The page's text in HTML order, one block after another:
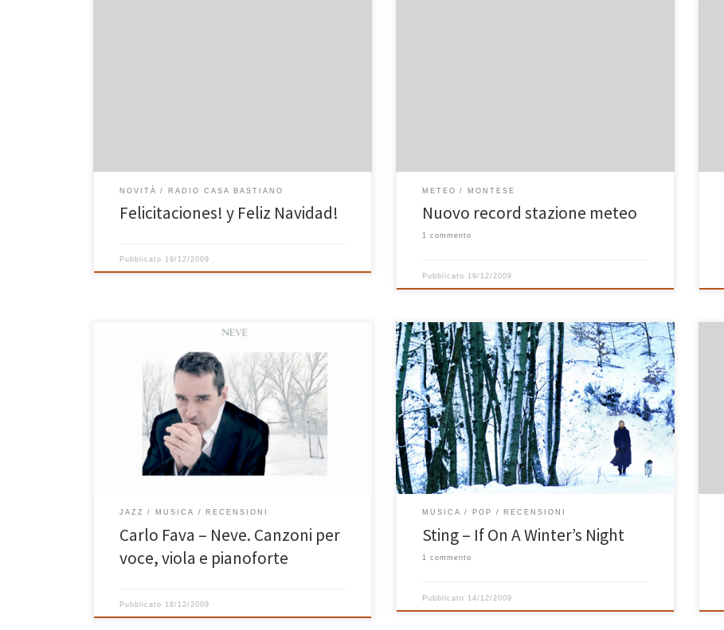
NOVITÀ RADIO CASA BASTIANO
Felicitaciones! y Feliz Navidad!
Pubblicato 19/12/2009
METEO MONTESE
Nuovo record stazione meteo
1 commento
Pubblicato 19/12/2009
Dopo l’inverno di Sting, è venuto il momento della
Neve di Carlo Fava. Uscito a maggio 2009 con un titolo
e una copertina fortemente invernali che,
sinceramente in quel momento mi avevano un poco
spiazzato, l’ultimo disco di Carlo Fava è perfetto per i
bianchi paesaggi che ammiriamo i questi […]
JAZZ MUSICA RECENSIONI
Carlo Fava – Neve. Canzoni per
voce, viola e pianoforte
Pubblicato 18/12/2009
Ora che l’inverno, quello vero, sembra essere arrivato
posso finalmente pubblicare la recensione dell’ultimo
disco di Sting “If On A Winter Night”. Con un titolo e una
copertina così il disco è, chiaramente, molto “da
camino” e “da neve che cade fuori dalla finestra” ma
è anche di una rara […]
MUSICA POP RECENSIONI
Sting – If On A Winter’s Night
1 commento
Pubblicato 14/12/2009